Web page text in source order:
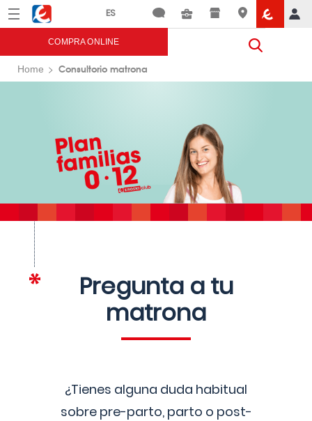
Menú Eroski
COMPRA ONLINE
Home Consultorio matrona
Pregunta a tu
matrona
¿Tienes alguna duda habitual
sobre pre-parto, parto o post-